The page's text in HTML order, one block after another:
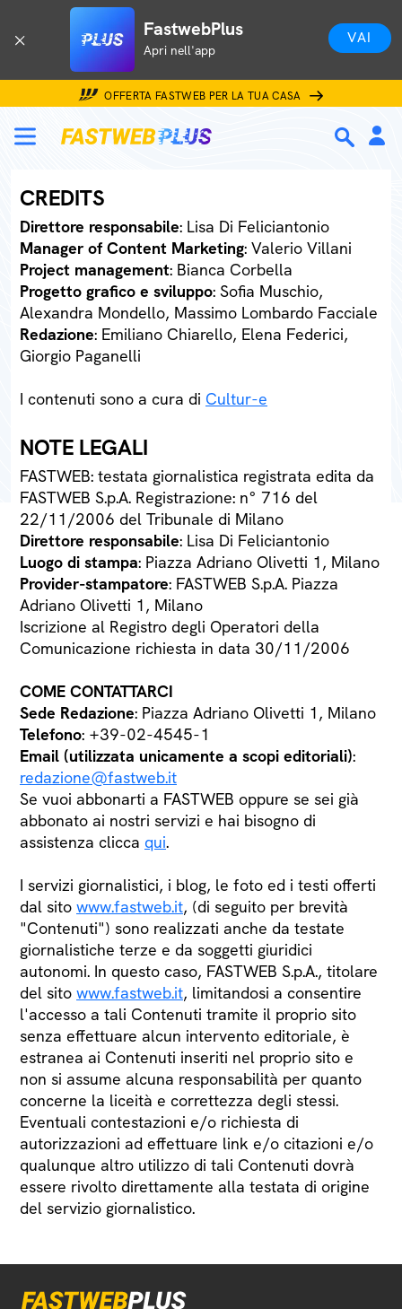
FastwebPlus
Apri nell'app
VAI
OFFERTA FASTWEB PER LA TUA CASA
CREDITS
Direttore responsabile: Lisa Di Feliciantonio
Manager of Content Marketing: Valerio Villani
Project management: Bianca Corbella
Progetto grafico e sviluppo: Sofia Muschio,
Alexandra Mondello, Massimo Lombardo Facciale
Redazione: Emiliano Chiarello, Elena Federici,
Giorgio Paganelli
I contenuti sono a cura di Cultur-e
NOTE LEGALI
FASTWEB: testata giornalistica registrata edita da
FASTWEB S.p.A. Registrazione: n° 716 del
22/11/2006 del Tribunale di Milano
Direttore responsabile: Lisa Di Feliciantonio
Luogo di stampa: Piazza Adriano Olivetti 1, Milano
Provider-stampatore: FASTWEB S.p.A. Piazza
Adriano Olivetti 1, Milano
Iscrizione al Registro degli Operatori della
Comunicazione richiesta in data 30/11/2006
COME CONTATTARCI
Sede Redazione: Piazza Adriano Olivetti 1, Milano
Telefono: +39-02-4545-1
Email (utilizzata unicamente a scopi editoriali):
redazione@fastweb.it
Se vuoi abbonarti a FASTWEB oppure se sei già
abbonato ai nostri servizi e hai bisogno di
assistenza clicca qui.
I servizi giornalistici, i blog, le foto ed i testi offerti
dal sito www.fastweb.it, (di seguito per brevità
"Contenuti") sono realizzati anche da testate
giornalistiche terze e da soggetti giuridici
autonomi. In questo caso, FASTWEB S.p.A., titolare
del sito www.fastweb.it, limitandosi a consentire
l'accesso a tali Contenuti tramite il proprio sito
senza effettuare alcun intervento editoriale, è
estranea ai Contenuti inseriti nel proprio sito e
non si assume alcuna responsabilità per quanto
concerne la liceità e correttezza degli stessi.
Eventuali contestazioni e/o richiesta di
autorizzazioni ad effettuare link e/o citazioni e/o
qualunque altro utilizzo di tali Contenuti dovrà
essere rivolto direttamente alla testata di origine
del servizio giornalistico.